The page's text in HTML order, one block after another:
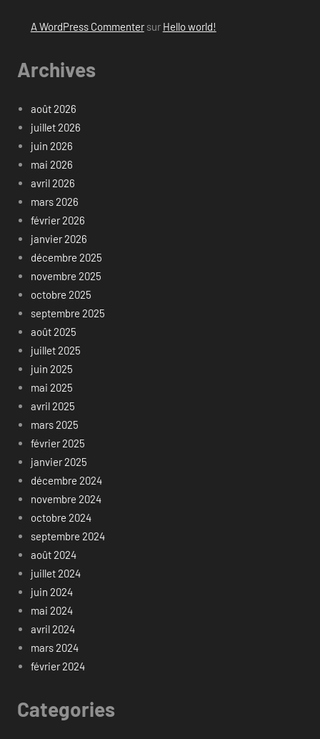
A WordPress Commentersur Hello world!
Archives
août 2026
juillet 2026
juin 2026
mai 2026
avril 2026
mars 2026
février 2026
janvier 2026
décembre 2025
novembre 2025
octobre 2025
septembre 2025
août 2025
juillet 2025
juin 2025
mai 2025
avril 2025
mars 2025
février 2025
janvier 2025
décembre 2024
novembre 2024
octobre 2024
septembre 2024
août 2024
juillet 2024
juin 2024
mai 2024
avril 2024
mars 2024
février 2024
Categories